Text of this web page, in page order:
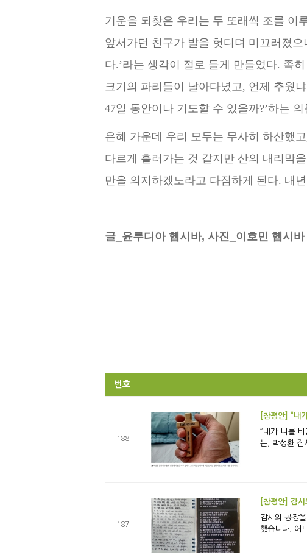
기운을 되찾은 우리는 두 또래씩 조를 이
앞서가던 친구가 발을 헛디뎌 미끄러졌
다.’라는 생각이 절로 들게 만들었다. 족
크기의 파리들이 날아다녔고, 언제 추웠
47일 동안이나 기도할 수 있을까?’하는
은혜 가운데 우리 모두는 무사히 하산했
다르게 흘러가는 것 같지만 산의 내리막
만을 의지하겠노라고 다짐하게 된다. 내
글_윤루디아 헵시바, 사진_이호민 헵시바
번호
188
[참평안] “내
“내가 나를 바꾼
는, 박성환 집
187
[참평안] 감
감사의 공장을 크게 차린 고딩들의
했습니다. 어